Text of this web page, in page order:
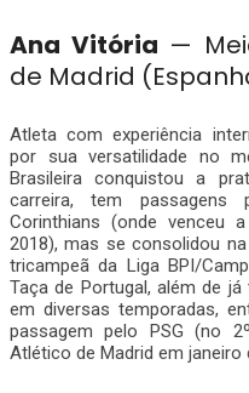
Ana Vitória —
de Madrid
Atleta com experiência
por sua versatilidade no
Brasileira conquistou a
carreira, tem
Corinthians (onde venceu
2018), mas se consolidou
tricampeã da Liga BPI/
Taça de Portugal, além de
em diversas temporadas,
passagem pelo PSG (no
Atlético de Madrid em janeiro